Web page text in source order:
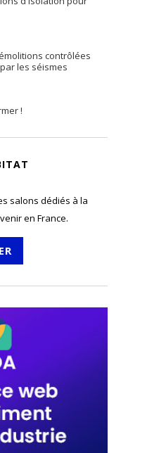
contrôlées
les séismes
!
salons dédiés à la
en France.